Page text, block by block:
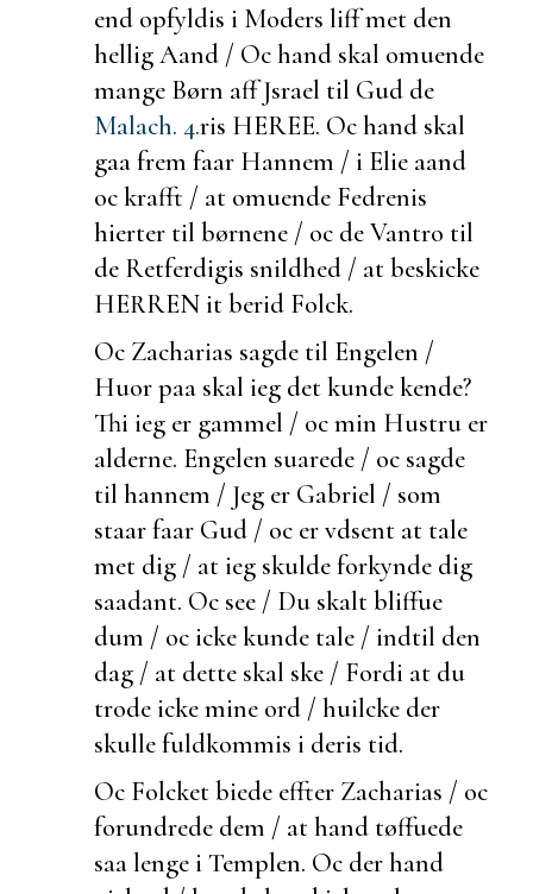
end opfyldis i Moders liff met den
hellig Aand / Oc hand skal omuende
mange Børn aff Jsrael til Gud de
Malach. 4.ris HEREE. Oc hand skal
gaa frem faar Hannem / i Elie aand
oc krafft / at omuende Fedrenis
hierter til børnene / oc de Vantro til
de Retferdigis snildhed / atbeskicke
HERREN itberid Folck.
Oc Zacharias sagde til Engelen /
Huor paa skal ieg det kunde kende?
Thi ieg er gammel / oc min Hustru er
alderne. Engelen suarede / oc sagde
til hannem / Jeg er Gabriel / som
staar faar Gud / oc er vdsent at tale
met dig / at ieg skulde forkynde dig
saadant. Oc see / Du skalt bliffue
dum / oc icke kunde tale / indtil den
dag / at dette skal ske / Fordi at du
trode icke mine ord / huilcke der
skullefuldkommis i deris tid.
Oc Folcketbiede effter Zacharias / oc
forundrede dem / at hand tøffuede
saa lenge i Templen. Oc der hand